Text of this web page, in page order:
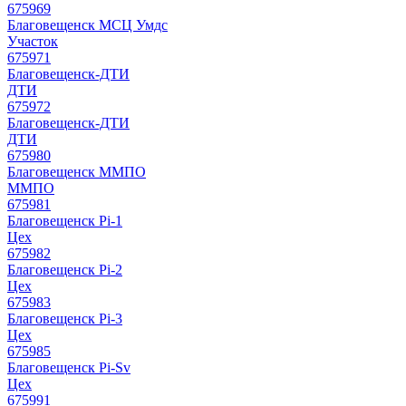
675969
Благовещенск МСЦ Умдс
Участок
675971
Благовещенск-ДТИ
ДТИ
675972
Благовещенск-ДТИ
ДТИ
675980
Благовещенск ММПО
ММПО
675981
Благовещенск Pi-1
Цех
675982
Благовещенск Pi-2
Цех
675983
Благовещенск Pi-3
Цех
675985
Благовещенск Pi-Sv
Цех
675991